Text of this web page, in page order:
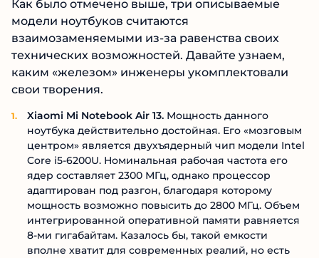
Как было отмечено выше, три описываемые
модели ноутбуков считаются
взаимозаменяемыми из-за равенства своих
технических возможностей. Давайте узнаем,
каким «железом» инженеры укомплектовали
свои творения.
Xiaomi Mi Notebook Air 13. Мощность данного
ноутбука действительно достойная. Его «мозговым
центром» является двухъядерный чип модели Intel
Core i5-6200U. Номинальная рабочая частота его
ядер составляет 2300 МГц, однако процессор
адаптирован под разгон, благодаря которому
мощность возможно повысить до 2800 МГц. Объем
интегрированной оперативной памяти равняется
8-ми гигабайтам. Казалось бы, такой емкости
вполне хватит для современных реалий, но есть